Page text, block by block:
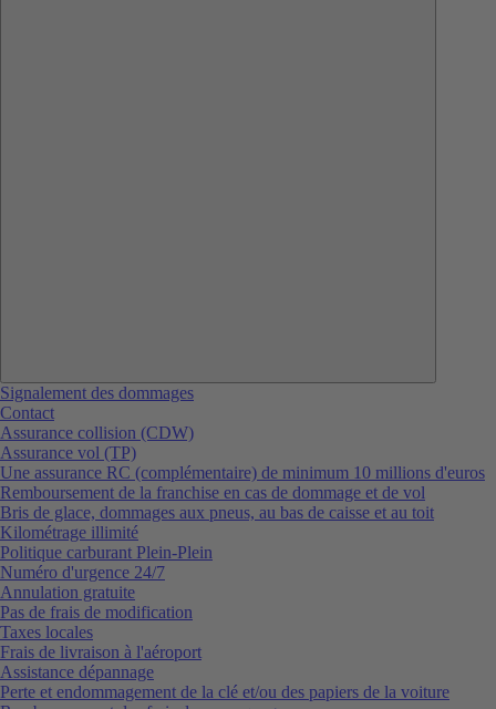
Signalement des dommages
Contact
Assurance collision (CDW)
Assurance vol (TP)
Une assurance RC (complémentaire) de minimum 10 millions d'euros
Remboursement de la franchise en cas de dommage et de vol
Bris de glace, dommages aux pneus, au bas de caisse et au toit
Kilométrage illimité
Politique carburant Plein-Plein
Numéro d'urgence 24/7
Annulation gratuite
Pas de frais de modification
Taxes locales
Frais de livraison à l'aéroport
Assistance dépannage
Perte et endommagement de la clé et/ou des papiers de la voiture